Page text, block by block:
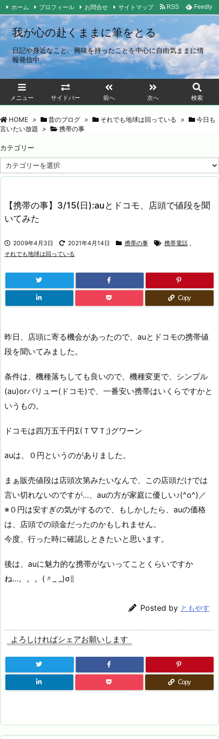
我が心の赴くままに筆をとる
日記や身近なこと、興味を持ったことを中心に自由気ままに情
報発信中
メニュー サイドバー 前へ 次へ 検索
ホーム プロフィール お問合せ サイトマップ RSS Feedly
HOME > 昔のブログ > それでも地球は回っている >
今日も
言いたい放題
> 携帯の事
カテゴリー
テ
ゴ
【携帯の事】3/15(日):auとドコモ、店頭で値段を聞
いてみた
2009年4月3日 2021年4月14日 携帯の事 携帯電話 ,
それでも地球は回っている
Copy
昨日、店頭に寄る機会があったので、auとドコモの携帯値
段を聞いてみました。
条件は、機種落ちしても良いので、機種変更で、シンプル
(au)orバリュー(ドコモ)で、一番安い携帯はいくらですかと
いうもの。
ドコモは四万五千円Σ(Ｔ▽Ｔ;)グワーン
auは、０円というのがありました。
まぁ販売値段は店頭次第みたいなんで、この店頭だけでは
言い切れないのですが…、auの方が家庭に優しい♪(^o^)／
※０円は安すぎの気がするので、もしかしたら、auの価格
は、店頭での頭金だったのかもしれません。
今度、行った時に確認しときたいと思います。
後は、auに魅力的な携帯がないってことくらいですか
ね…。。。(〃_ _)σ∥
Posted by ともやす
よろしければシェアお願いします
Copy